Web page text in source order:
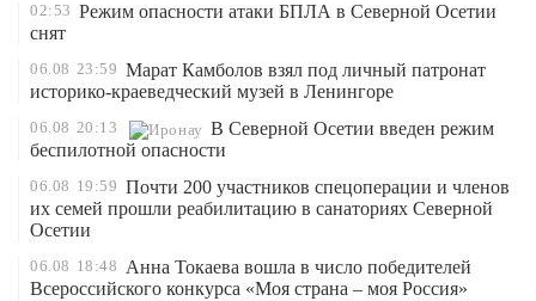
02:53 Режим опасности атаки БПЛА в Северной Осетии
снят
06.08 23:59 Марат Камболов взял под личный патронат
историко-краеведческий музей в Ленингоре
06.08 20:13
В Северной Осетии введен режим
беспилотной опасности
06.08 19:59 Почти 200 участников спецоперации и членов
их семей прошли реабилитацию в санаториях Северной
Осетии
06.08 18:48 Анна Токаева вошла в число победителей
Всероссийского конкурса «Моя страна – моя Россия»